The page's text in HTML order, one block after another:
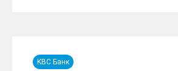
KBC Банк